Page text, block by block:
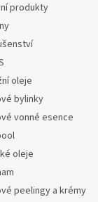
produkty
oleje
bylinky
vonné esence
oleje
peelingy a krémy